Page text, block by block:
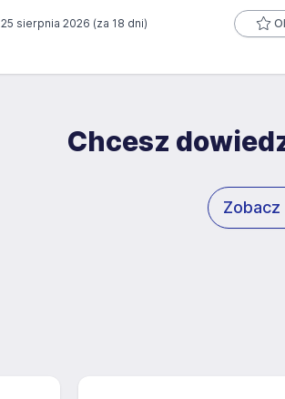
25 sierpnia 2026 (za 18 dni)
Chcesz